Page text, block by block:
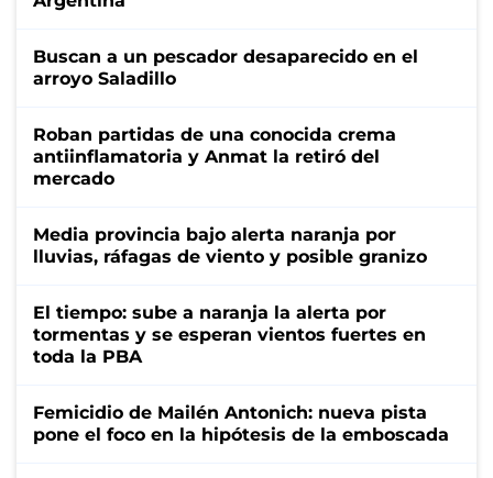
Buscan a un pescador desaparecido en el
arroyo Saladillo
Roban partidas de una conocida crema
antiinflamatoria y Anmat la retiró del
mercado
Media provincia bajo alerta naranja por
lluvias, ráfagas de viento y posible granizo
El tiempo: sube a naranja la alerta por
tormentas y se esperan vientos fuertes en
toda la PBA
Femicidio de Mailén Antonich: nueva pista
pone el foco en la hipótesis de la emboscada